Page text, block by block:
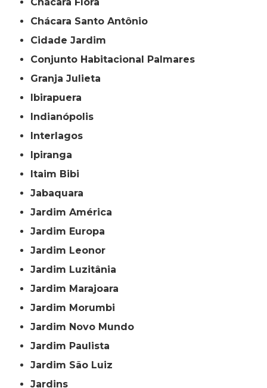
Chácara Santo Antônio
Cidade Jardim
Conjunto Habitacional Palmares
Granja Julieta
Ibirapuera
Indianópolis
Interlagos
Ipiranga
Itaim Bibi
Jabaquara
Jardim América
Jardim Europa
Jardim Leonor
Jardim Luzitânia
Jardim Marajoara
Jardim Morumbi
Jardim Novo Mundo
Jardim Paulista
Jardim São Luiz
Jardins